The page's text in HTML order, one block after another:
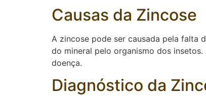
Causas da Zincose
A zincose pode ser causada pela falta
do mineral pelo organismo dos
doença.
Diagnóstico da